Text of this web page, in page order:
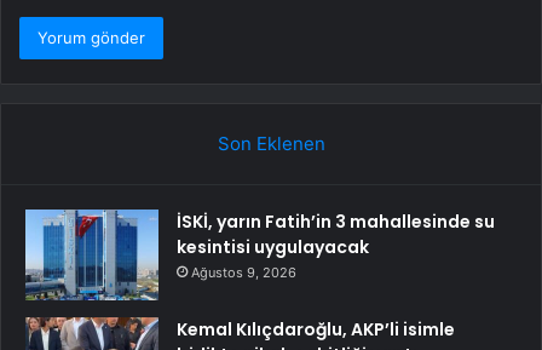
Son Eklenen
İSKİ, yarın Fatih’in 3 mahallesinde su
kesintisi uygulayacak
Ağustos 9, 2026
Kemal Kılıçdaroğlu, AKP’li isimle